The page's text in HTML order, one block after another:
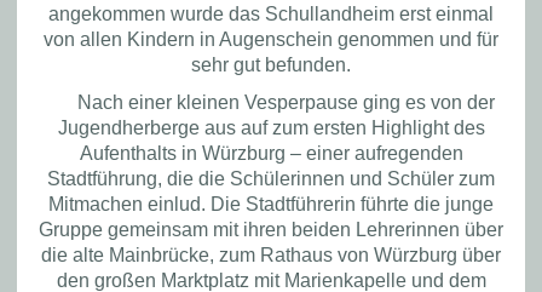
angekommen wurde das Schullandheim erst einmal
von allen Kindern in Augenschein genommen und für
sehr gut befunden.
Nach einer kleinen Vesperpause ging es von der
Jugendherberge aus auf zum ersten Highlight des
Aufenthalts in Würzburg – eineraufregenden
Stadtführung, die die Schülerinnen und Schüler zum
Mitmachen einlud. Die Stadtführerin führte die junge
Gruppe gemeinsam mit ihren beiden Lehrerinnen über
die alte Mainbrücke, zum Rathaus von Würzburg über
den großen Marktplatz mit Marienkapelle und dem